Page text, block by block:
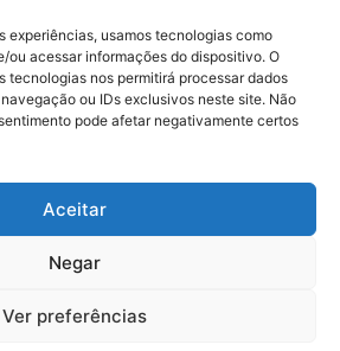
experiências, usamos tecnologias como
ou acessar informações do dispositivo. O
tecnologias nos permitirá processar dados
ou IDs exclusivos neste site. Não
pode afetar negativamente certos
Aceitar
Negar
Ver preferências
A FOME
newsletter e saiba